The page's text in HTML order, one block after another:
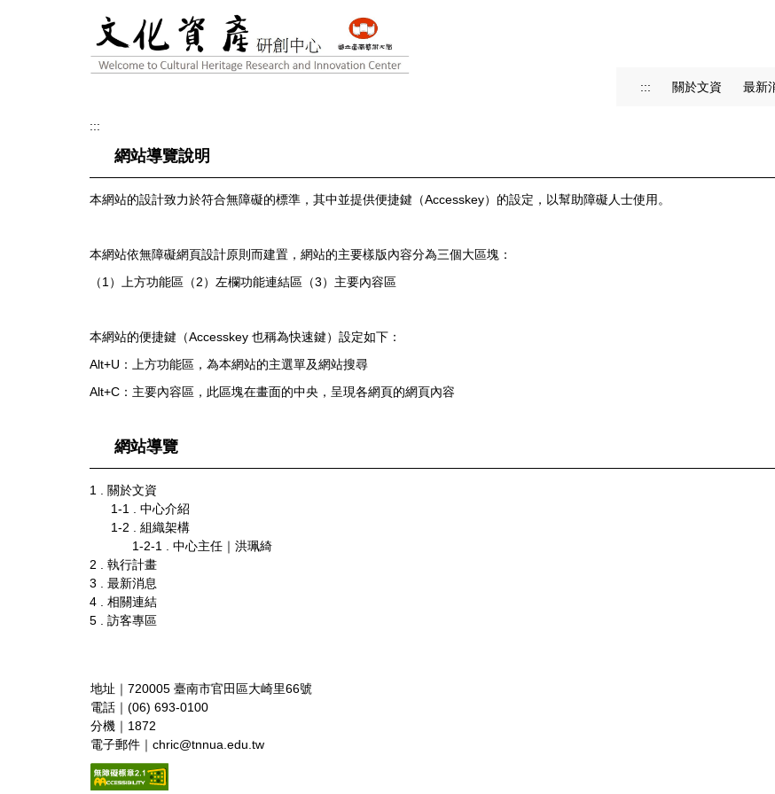
::: 關於文資 最新
:::
網站導覽說明
本網站的設計致力於符合無障礙的標準，其中並提供便捷鍵（Accesskey）的設定，以幫助障礙人士使用。
本網站依無障礙網頁設計原則而建置，網站的主要樣版內容分為三個大區塊：
（1）上方功能區（2）左欄功能連結區（3）主要內容區
本網站的便捷鍵（Accesskey 也稱為快速鍵）設定如下：
Alt+U：上方功能區，為本網站的主選單及網站搜尋
Alt+C：主要內容區，此區塊在畫面的中央，呈現各網頁的網頁內容
網站導覽
1 . 關於文資
1-1 . 中心介紹
1-2 . 組織架構
1-2-1 . 中心主任｜洪珮綺
2 . 執行計畫
3 . 最新消息
4 . 相關連結
5 . 訪客專區
地址｜720005 臺南市官田區大崎里66號
電話｜(06) 693-0100
分機｜1872
電子郵件｜chric@tnnua.edu.tw